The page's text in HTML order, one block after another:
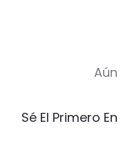
V
a
Sé El Primero